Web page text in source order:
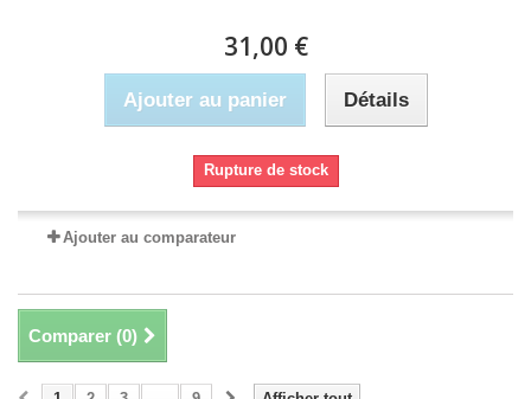
31,00 €
Ajouter au panier Détails
Rupture de stock
Ajouter au comparateur
Comparer (0)